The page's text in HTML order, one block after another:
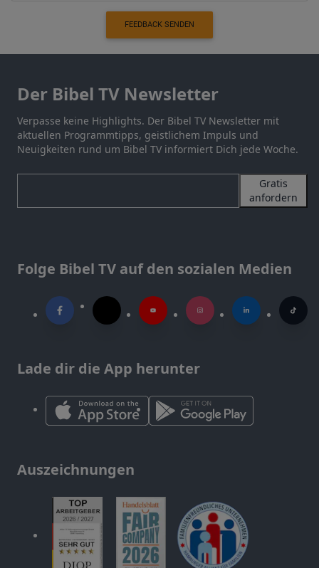
FEEDBACK SENDEN
Der Bibel TV Newsletter
Verpasse keine Highlights. Der Bibel TV Newsletter mit
aktuellen Programmtipps, geistlichem Impuls und
Neuigkeiten rund um Bibel TV informiert Dich jede Woche.
Gratis
anfordern
Folge Bibel TV auf den sozialen Medien
Lade dir die App herunter
Auszeichnungen